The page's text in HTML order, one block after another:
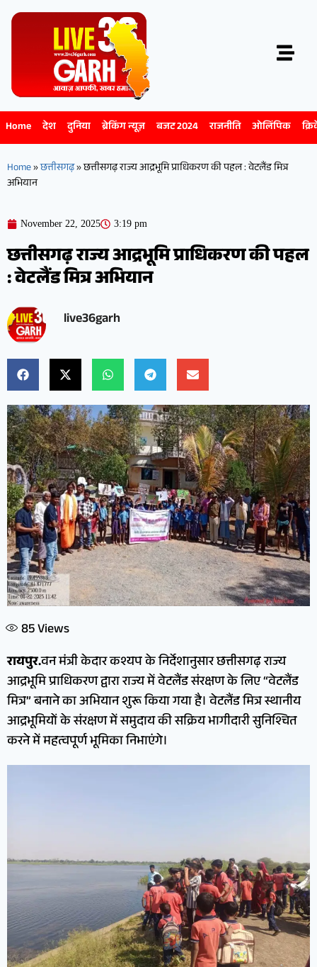
Home देश दुनिया ब्रेकिंग न्यूज़ बजट 2024 राजनीति ओलिंपिक
Home»छत्तीसगढ़»छत्तीसगढ़ राज्य आद्रभूमि प्राधिकरण की पहल : वेटलैंड मित्र
अभियान
November 22, 2025 3:19 pm
छत्तीसगढ़ राज्य आद्रभूमि प्राधिकरण की पहल
: वेटलैंड मित्र अभियान
live36garh
85Views
रायपुर.वन मंत्री केदार कश्यप के निर्देशानुसार छत्तीसगढ़ राज्य
आद्रभूमि प्राधिकरण द्वारा राज्य में वेटलैंड संरक्षण के लिए “वेटलैंड
मित्र” बनाने का अभियान शुरू किया गया है। वेटलैंड मित्र स्थानीय
आद्रभूमियों के संरक्षण में समुदाय की सक्रिय भागीदारी सुनिश्चित
करने में महत्वपूर्ण भूमिका निभाएंगे।